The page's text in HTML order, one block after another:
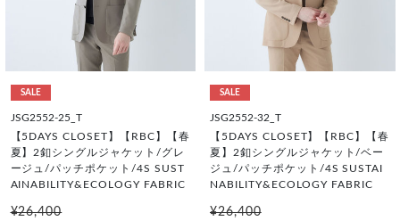
SALE
JSG2552-25_T
【5DAYS CLOSET】【RBC】【春
夏】2釦シングルジャケット/グレ
ージュ/パッチポケット/4S SUST
AINABILITY&ECOLOGY FABRIC
¥26,400
SALE
JSG2552-32_T
【5DAYS CLOSET】【RBC】【春
夏】2釦シングルジャケット/ベー
ジュ/パッチポケット/4S SUSTAI
NABILITY&ECOLOGY FABRIC
¥26,400